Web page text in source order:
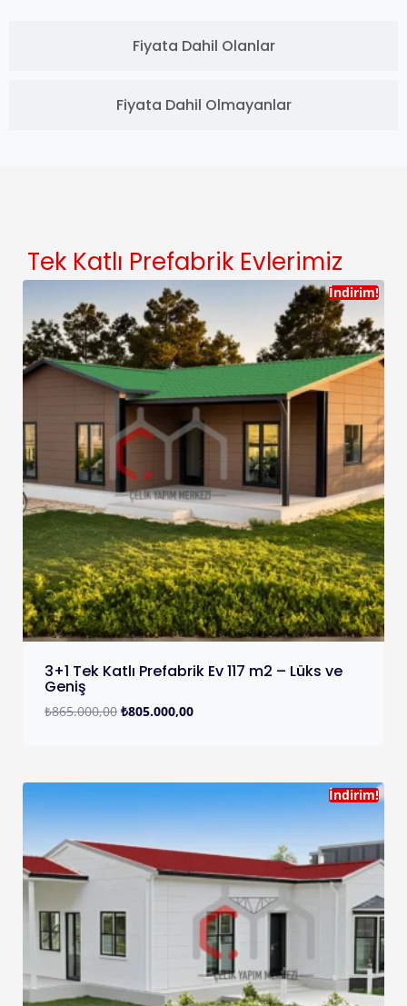
Fiyata Dahil Olanlar
Fiyata Dahil Olmayanlar
Tek Katlı Prefabrik Evlerimiz
İndirim!
3+1 Tek Katlı Prefabrik Ev 117 m2 – Lüks ve
Geniş
₺865.000,00 ₺805.000,00
İndirim!